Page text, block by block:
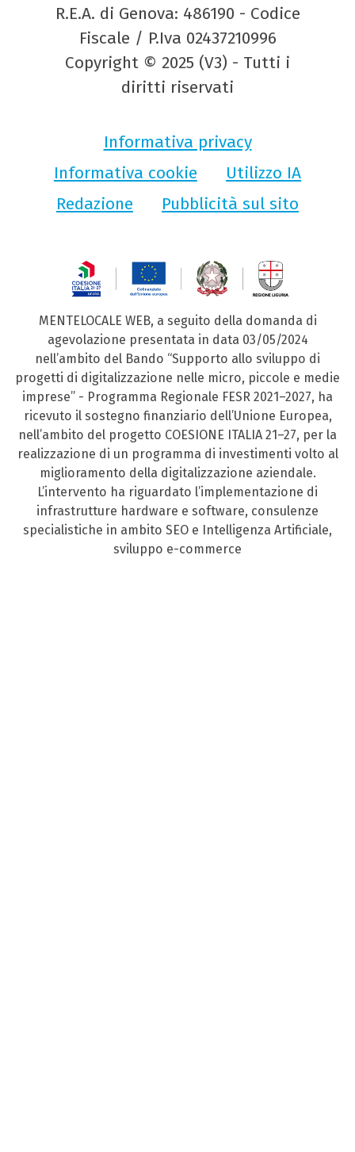
R.E.A. di Genova: 486190 - Codice
Fiscale / P.Iva 02437210996
Copyright © 2025 (V3) - Tutti i
diritti riservati
Informativa privacy
Informativa cookie
Utilizzo IA
Redazione
Pubblicità sul sito
MENTELOCALE WEB, a seguito della domanda di
agevolazione presentata in data 03/05/2024
nell’ambito del Bando “Supporto allo sviluppo di
progetti di digitalizzazione nelle micro, piccole e medie
imprese” - Programma Regionale FESR 2021–2027, ha
ricevuto il sostegno finanziario dell’Unione Europea,
nell’ambito del progetto COESIONE ITALIA 21–27, per la
realizzazione di un programma di investimenti volto al
miglioramento della digitalizzazione aziendale.
L’intervento ha riguardato l’implementazione di
infrastrutture hardware e software, consulenze
specialistiche in ambito SEO e Intelligenza Artificiale,
sviluppo e-commerce